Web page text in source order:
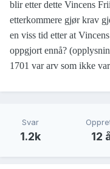
blir etter dette Vincens
etterkommere gjør krav
en viss tid etter at
oppgjort ennå?
1701 var arv som ikke
Svar
1.2k 12